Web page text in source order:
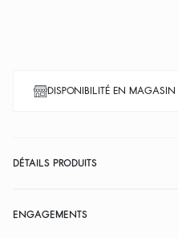
DISPONIBILITÉ EN MAGASIN
DÉTAILS PRODUITS
ENGAGEMENTS